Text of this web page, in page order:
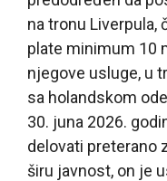
na tronu Liverpula,
plate minimum 10
njegove usluge, u
sa holandskom
30. juna 2026.
delovati preterano
širu javnost, on je